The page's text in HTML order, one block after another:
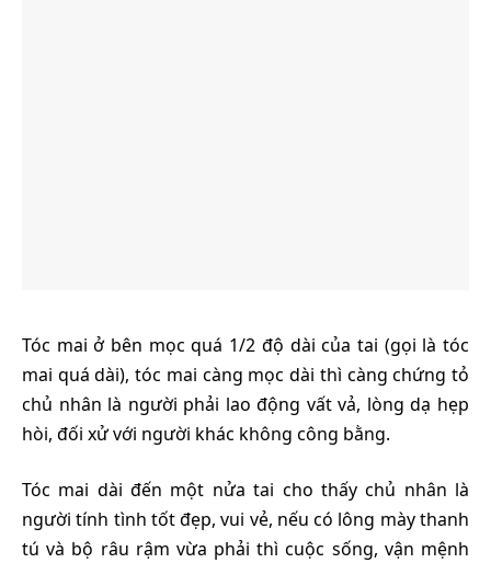
Tóc mai ở bên mọc quá 1/2 độ dài của tai (gọi là tóc
mai quá dài), tóc mai càng mọc dài thì càng chứng tỏ
chủ nhân là người phải lao động vất vả, lòng dạ hẹp
hòi, đối xử với người khác không công bằng.
Tóc mai dài đến một nửa tai cho thấy chủ nhân là
người tính tình tốt đẹp, vui vẻ, nếu có lông mày thanh
tú và bộ râu rậm vừa phải thì cuộc sống, vận mệnh